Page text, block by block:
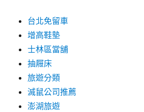
台北免留車
增高鞋墊
士林區當舖
抽屜床
旅遊分類
滅鼠公司推薦
澎湖旅遊